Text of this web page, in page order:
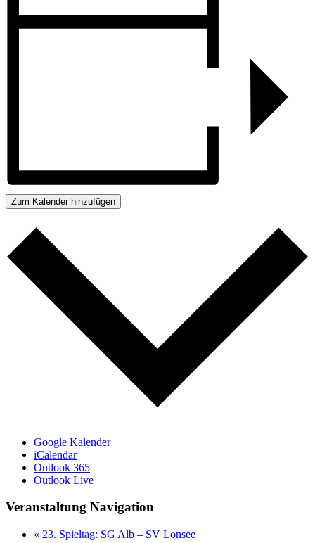
Zum Kalender hinzufügen
Google Kalender
iCalendar
Outlook 365
Outlook Live
Veranstaltung Navigation
« 23. Spieltag: SG Alb – SV Lonsee